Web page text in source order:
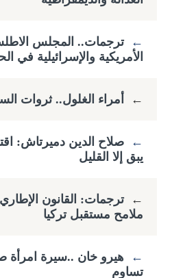
← ترجمات.. المجلس
الأمريكية والإسرائيلية في
← أمراء الغلول.. ثروات
←
صلاح الدين دميرتاش:
يبق إلا القليل
← ترجمات: القانون
ملامح مستقبل تركيا
←
هيرو خان ..سيرة امرأة
تساوم